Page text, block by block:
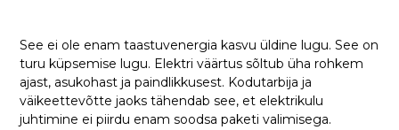
See ei ole enam taastuvenergia kasvu üldine lugu. See on
turu küpsemise lugu. Elektri väärtus sõltub üha rohkem
ajast, asukohast ja paindlikkusest. Kodutarbija ja
väikeettevõtte jaoks tähendab see, et elektrikulu
juhtimine ei piirdu enam soodsa paketi valimisega.